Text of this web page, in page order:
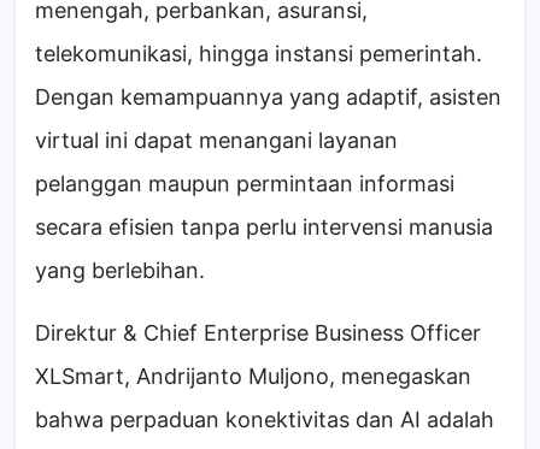
menengah, perbankan, asuransi,
telekomunikasi, hingga instansi pemerintah.
Dengan kemampuannya yang adaptif, asisten
virtual ini dapat menangani layanan
pelanggan maupun permintaan informasi
secara efisien tanpa perlu intervensi manusia
yang berlebihan.
Direktur & Chief Enterprise Business Officer
XLSmart, Andrijanto Muljono, menegaskan
bahwa perpaduan konektivitas dan AI adalah